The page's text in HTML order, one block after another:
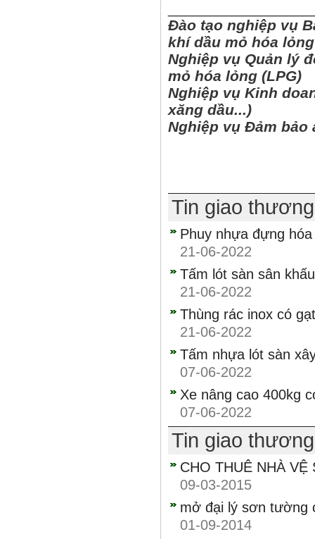
Đào tạo nghiệp vụ
khí dầu mỏ hóa lỏng
Nghiệp vụ Quản lý
mỏ hóa lỏng (LPG)
Nghiệp vụ Kinh
xăng dầu...)
Nghiệp vụ Đảm
Tin giao
Phuy nhựa đựng
21-06-2022
Tấm lót sàn sân
21-06-2022
Thùng rác inox có
21-06-2022
Tấm nhựa lót sàn
07-06-2022
Xe nâng cao 400kg
07-06-2022
Tin giao
CHO THUÊ NHÀ
09-03-2015
mở đại lý sơn tường
01-09-2014